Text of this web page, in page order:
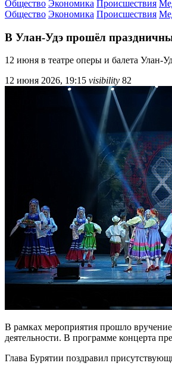
Общество Экономика Происшествия
Общество Экономика Происшествия
В Улан-Удэ прошёл
12 июня в театре оперы и балета
12 июня 2026, 19:15 visibility 82
В рамках мероприятия прошло
деятельности. В программе концерта
Глава Бурятии поздравил